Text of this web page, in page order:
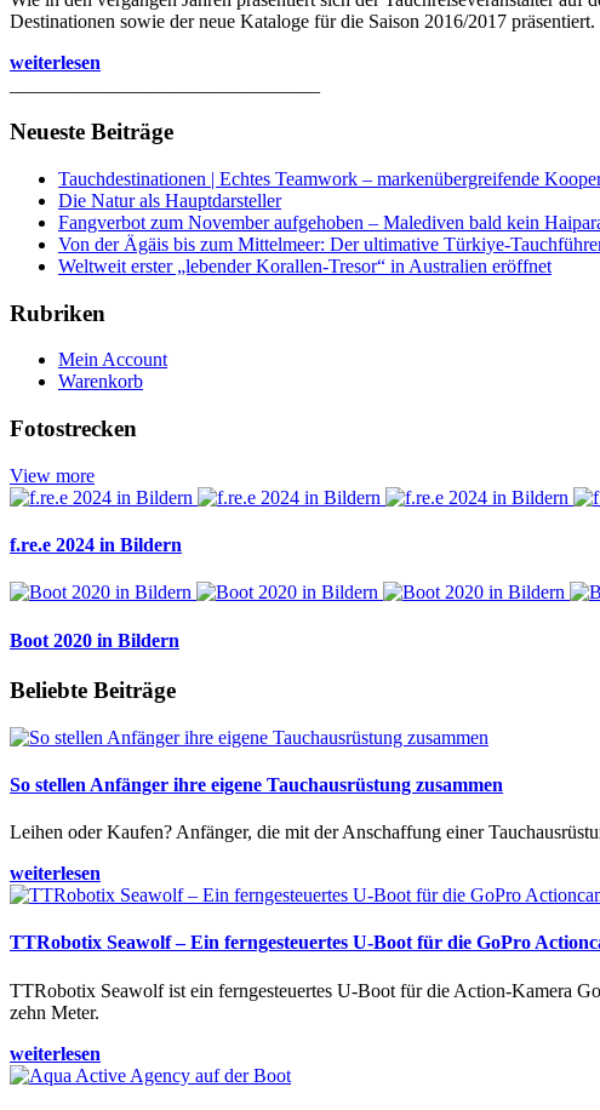
Destinationen sowie der neue Kataloge für die Saison 2016/2017 präsentiert.
weiterlesen
Neueste Beiträge
Tauchdestinationen | Echtes Teamwork – markenübergreifende
Die Natur als Hauptdarsteller
Fangverbot zum November aufgehoben – Malediven bald kein
Von der Ägäis bis zum Mittelmeer: Der ultimative Türkiye-
Weltweit erster „lebender Korallen-Tresor“ in Australien eröffnet
Rubriken
Mein Account
Warenkorb
Fotostrecken
View more
f.re.e 2024 in Bildern
Boot 2020 in Bildern
Beliebte Beiträge
So stellen Anfänger ihre eigene Tauchausrüstung zusammen
Leihen oder Kaufen? Anfänger, die mit der Anschaffung einer
weiterlesen
TTRobotix Seawolf – Ein ferngesteuertes U-Boot für die GoPro
TTRobotix Seawolf ist ein ferngesteuertes U-Boot für die Action-Kamera
zehn Meter.
weiterlesen